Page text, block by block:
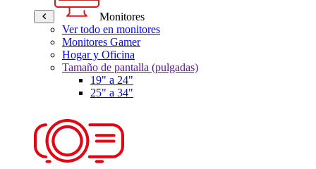
Monitores
Ver todo en monitores
Monitores Gamer
Hogar y Oficina
Tamaño de pantalla (pulgadas)
19" a 24"
25" a 34"